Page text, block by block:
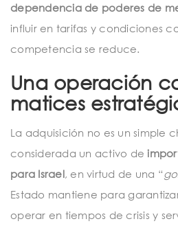
dependencia de poderes de
influir en tarifas y condiciones
competencia se reduce.
Una operación
matices
La adquisición no es un simple
considerada un activo de
para Israel, en virtud de una “
Estado mantiene para
operar en tiempos de crisis y